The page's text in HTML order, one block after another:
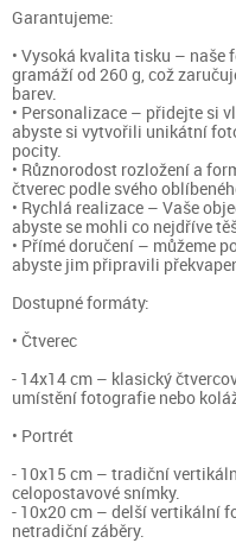
Garantujeme:
• Vysoká kvalita tisku –
gramáží od 260 g, což
barev.
• Personalizace – přidejte si
abyste si vytvořili unikátní
pocity.
• Různorodost rozložení a
čtverec podle svého
• Rychlá realizace – Vaše
abyste se mohli co nejdříve
• Přímé doručení – můžeme
abyste jim připravili
Dostupné formáty:
• Čtverec
- 14x14 cm – klasický
umístění fotografie nebo
• Portrét
- 10x15 cm – tradiční
celopostavové snímky.
- 10x20 cm – delší vertikální
netradiční záběry.